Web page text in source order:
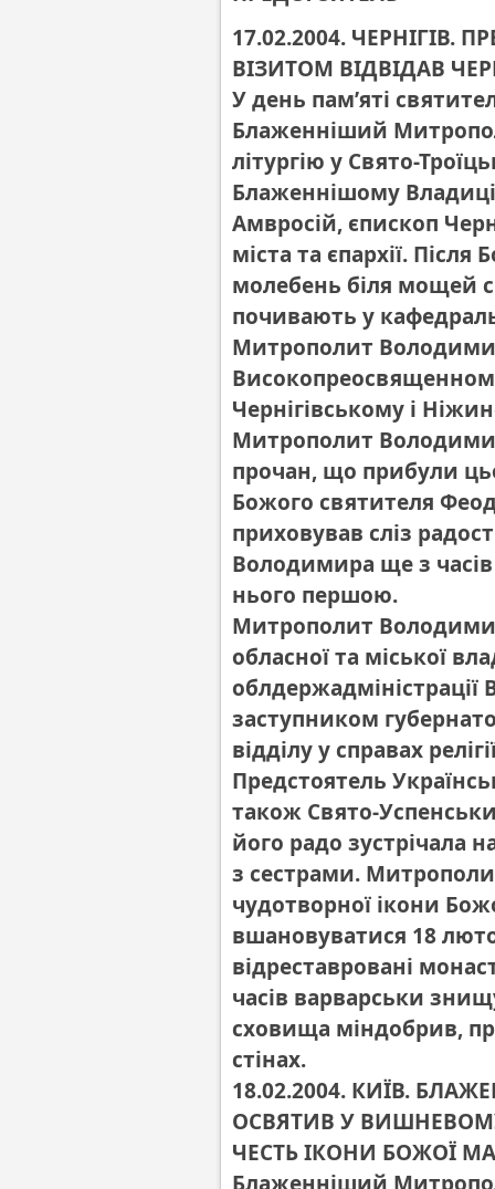
17.02.2004. ЧЕРНІГІВ.
ВІЗИТОМ ВІДВІДАВ
У день пам’яті
Блаженніший
літургію у Свято-
Блаженнішому
Амвросій, єпископ
міста та єпархії.
молебень біля мощей
почивають у
Митрополит
Чернігівському і
Митрополит
прочан, що прибули
Божого святителя
приховував сліз
Володимира ще з часів
нього першою.
Митрополит
обласної та міської
заступником
відділу у справах
Предстоятель
також Свято-
його радо зустрічала
з сестрами.
чудотворної ікони
вшановуватися 18
відреставровані
часів варварськи
сховища міндобрив,
стінах.
18.02.2004. КИЇВ.
ОСВЯТИВ У
ЧЕСТЬ ІКОНИ БОЖОЇ